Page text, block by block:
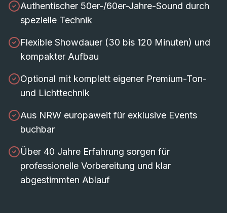
Authentischer 50er-/60er-Jahre-Sound durch
spezielle Technik
Flexible Showdauer (30 bis 120 Minuten) und
kompakter Aufbau
Optional mit komplett eigener Premium-Ton-
und Lichttechnik
Aus NRW europaweit für exklusive Events
buchbar
Über 40 Jahre Erfahrung sorgen für
professionelle Vorbereitung und klar
abgestimmten Ablauf